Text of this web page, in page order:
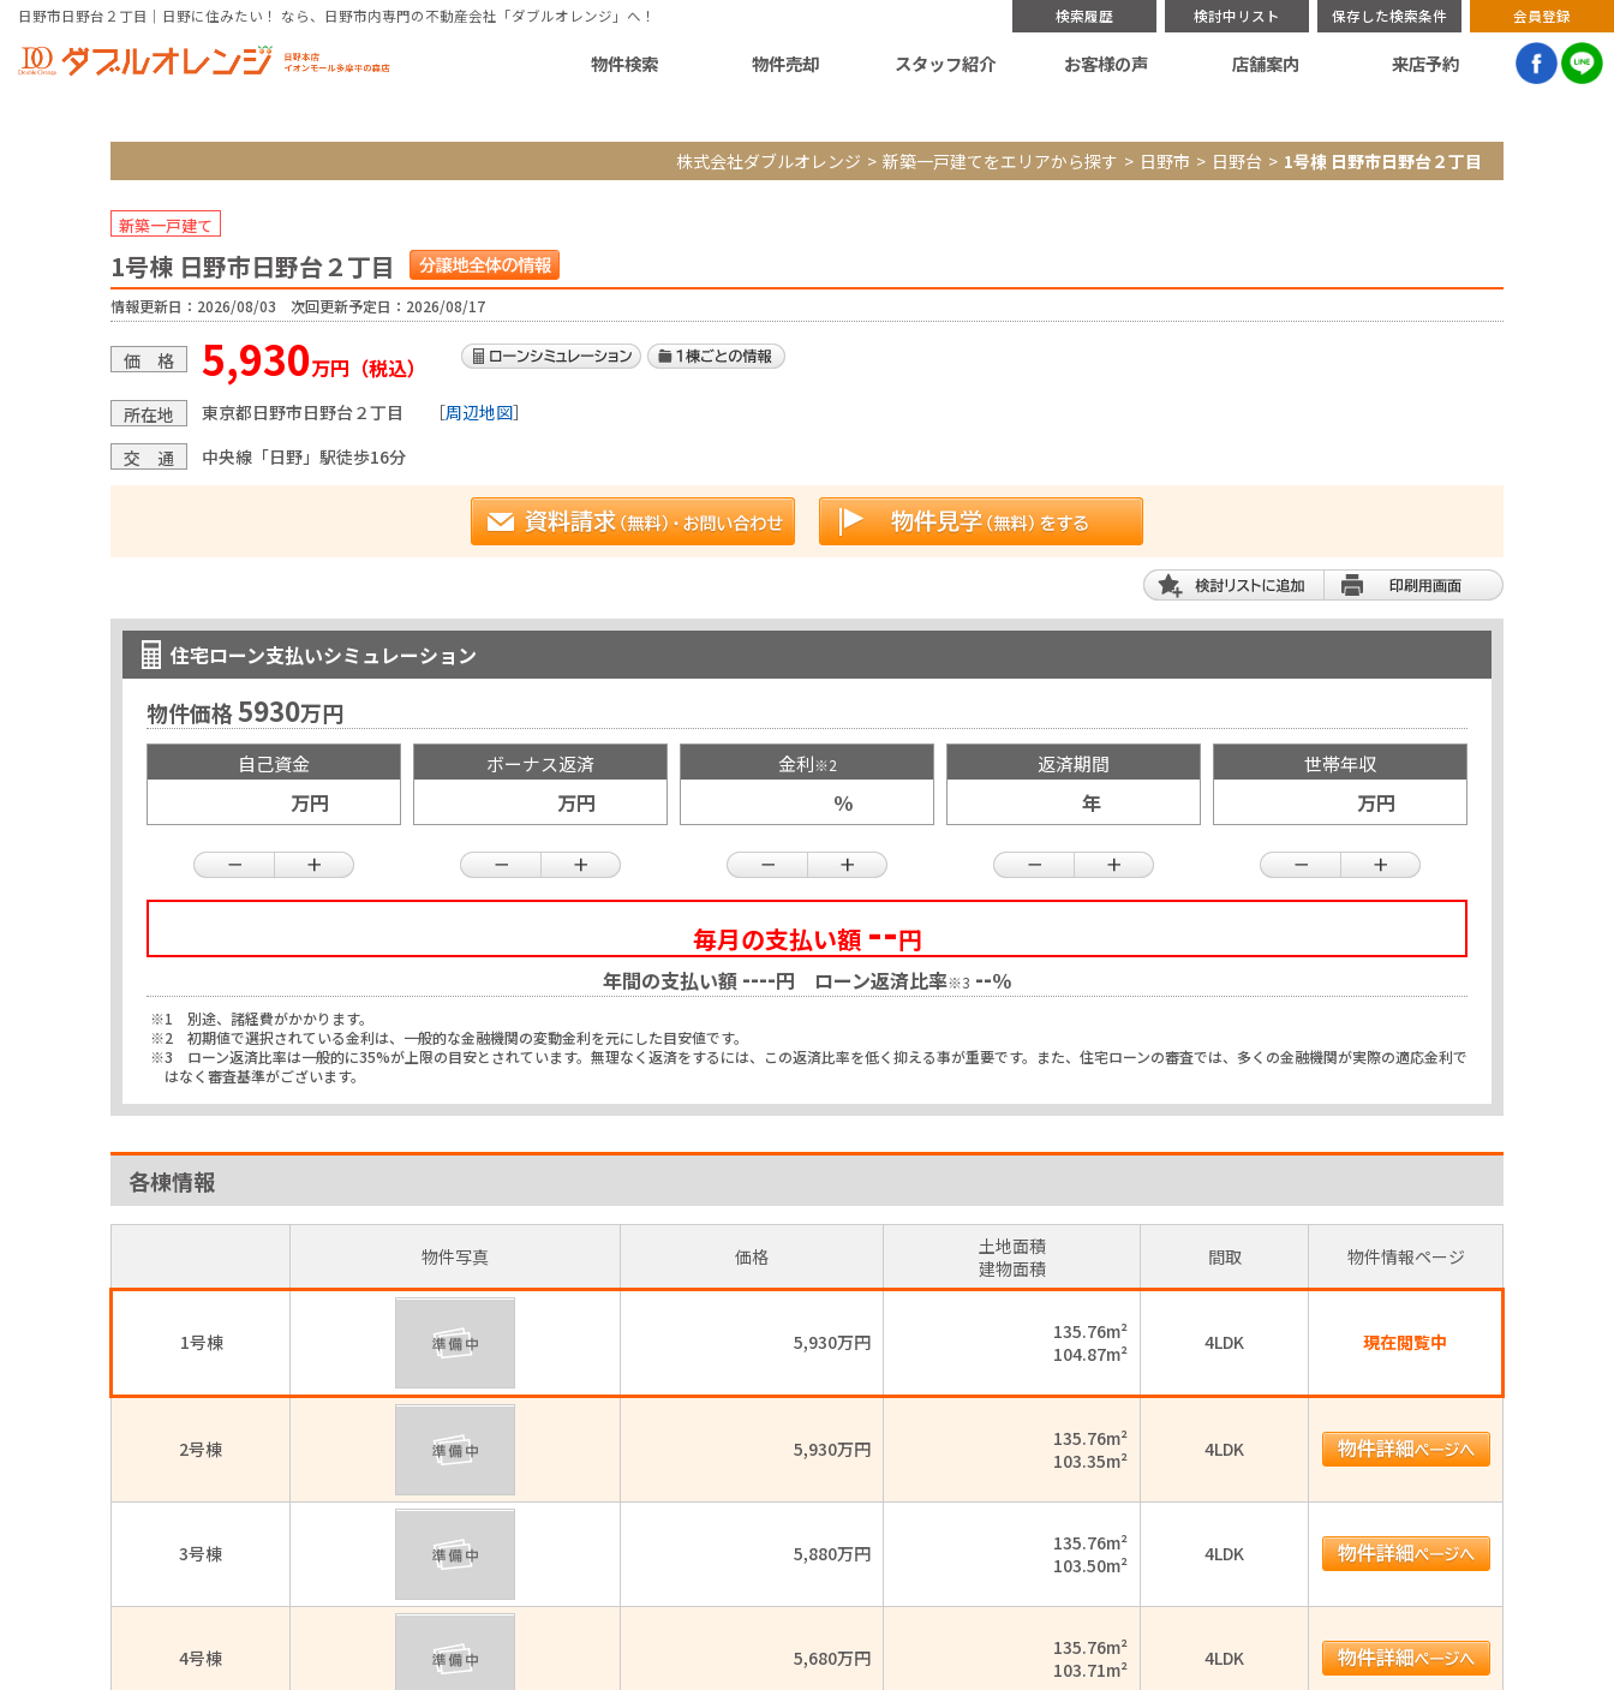
日野市日野台２丁目｜日野に住みたい！ なら、日野市内専門の不動産会社「ダブルオレンジ」へ！ 検索履歴 検討中リスト 保存した検索条件 会員登録
物件検索 物件売却 スタッフ紹介 お客様の声 店舗案内 来店予約
株式会社ダブルオレンジ 新築一戸建てをエリアから探す 日野市 日野台 1号棟 日野市日野台２丁目
新築一戸建て
1号棟 日野市日野台２丁目
情報更新日：2026/08/03 次回更新予定日：2026/08/17
価 格 5,930万円（税込）
所在地 東京都日野市日野台２丁目 ［周辺地図］
交 通
中央線「日野」駅徒歩16分
住宅ローン支払いシミュレーション
物件価格5930万円
自己資金
万円
ボーナス返済
万円
金利※2
％
返済期間
年
世帯年収
万円
毎月の支払い額 --円
年間の支払い額 ----円 ローン返済比率※3 --％
※1 別途、諸経費がかかります。
※2 初期値で選択されている金利は、一般的な金融機関の変動金利を元にした目安値です。
※3 ローン返済比率は一般的に35%が上限の目安とされています。無理なく返済をするには、この返済比率を低く抑える事が重要です。また、住宅ローンの審査では、多くの金融機関が実際の適応金利で
はなく審査基準がございます。
各棟情報
物件写真 価格
土地面積
建物面積
間取 物件情報ページ
1号棟 5,930万円
135.76m²
104.87m²
4LDK 現在閲覧中
2号棟 5,930万円
135.76m²
103.35m²
4LDK
3号棟 5,880万円
135.76m²
103.50m²
4LDK
4号棟 5,680万円
135.76m²
103.71m²
4LDK